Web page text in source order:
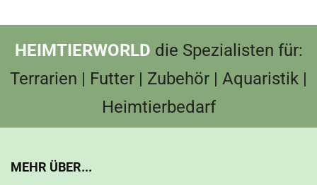
HEIMTIERWORLD die Spezialisten für:
Terrarien | Futter | Zubehör | Aquaristik |
Heimtierbedarf
MEHR ÜBER...